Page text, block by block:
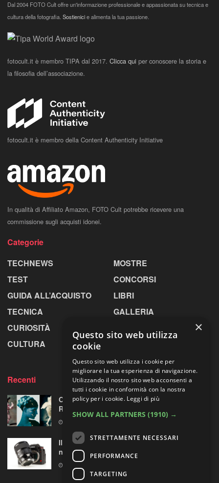
Dal 2004 FOTO Cult offre un'informazione professionale e appassionata su tecnica e
cultura della fotografia. Sostienicie alimenta la tua passione.
fotocult.it è membro TIPA dal 2017. Clicca qui per conoscere la storia e
la filosofia dell’associazione.
fotocult.it è membro della Content Authenticity Initiative
In qualità di Affiliato Amazon, FOTO Cult potrebbe ricevere una
commissione sugli acquisti idonei.
Categorie
TECHNEWS
TEST
GUIDA ALL’ACQUISTO
TECNICA
CURIOSITÀ
CULTURA
MOSTRE
CONCORSI
LIBRI
GALLERIA
Recenti
Omaggio al laboratorio alchemico di Paolo
Roversi
Il test del Sigma Art 35mm F1.4 DG II: una
nuova pietra miliare
×
Questo sito web utilizza
cookie
Questo sito web utilizza i cookie per
migliorare la tua esperienza di navigazione.
Utilizzando il nostro sito web acconsenti a
tutti i cookie in conformità con la nostra
policy per i cookie. Leggi di più
SHOW ALL PARTNERS (1910) →
STRETTAMENTE NECESSARI
PERFORMANCE
TARGETING